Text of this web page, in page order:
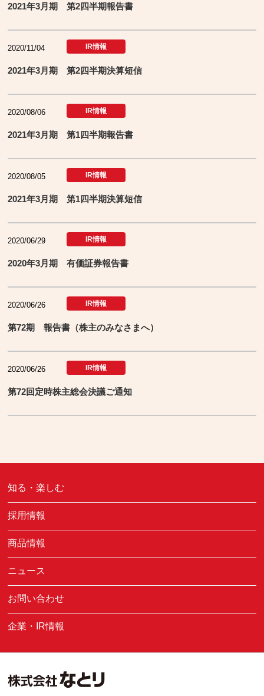
2021年3月期 第2四半期報告書
2020/11/04 IR情報
2021年3月期 第2四半期決算短信
2020/08/06 IR情報
2021年3月期 第1四半期報告書
2020/08/05 IR情報
2021年3月期 第1四半期決算短信
2020/06/29 IR情報
2020年3月期 有価証券報告書
2020/06/26 IR情報
第72期 報告書（株主のみなさまへ）
2020/06/26 IR情報
第72回定時株主総会決議ご通知
知る・楽しむ
採用情報
商品情報
ニュース
お問い合わせ
企業・IR情報